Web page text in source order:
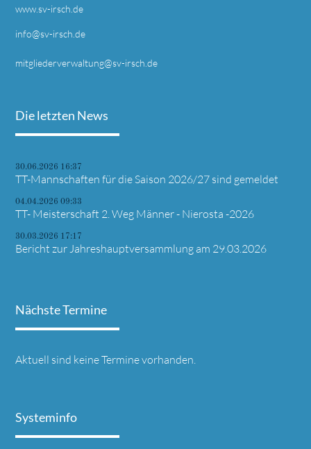
www.sv-irsch.de
info@sv-irsch.de
mitgliederverwaltung@sv-irsch.de
Die letzten News
30.06.2026 16:37
TT-Mannschaften für die Saison 2026/27 sind gemeldet
04.04.2026 09:33
TT- Meisterschaft 2. Weg Männer - Nierosta -2026
30.03.2026 17:17
Bericht zur Jahreshauptversammlung am 29.03.2026
Nächste Termine
Aktuell sind keine Termine vorhanden.
Systeminfo